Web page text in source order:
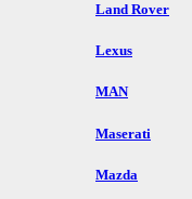
Land Rover
Lexus
MAN
Maserati
Mazda